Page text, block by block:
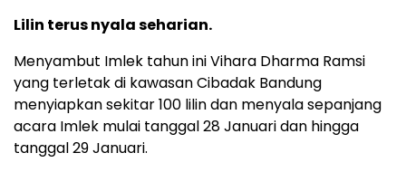
Lilin terus nyala seharian.
Menyambut Imlek tahun ini Vihara Dharma Ramsi
yang terletak di kawasan Cibadak Bandung
menyiapkan sekitar 100 lilin dan menyala sepanjang
acara Imlek mulai tanggal 28 Januari dan hingga
tanggal 29 Januari.